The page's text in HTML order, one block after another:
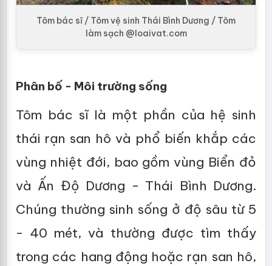
Tôm bác sĩ / Tôm vệ sinh Thái Bình Dương / Tôm
làm sạch @loaivat.com
Phân bố - Môi trường sống
Tôm bác sĩ là một phần của hệ sinh
thái rạn san hô và phổ biến khắp các
vùng nhiệt đới, bao gồm vùng Biển đỏ
và Ấn Độ Dương - Thái Bình Dương.
Chúng thường sinh sống ở độ sâu từ 5
- 40 mét, và thường được tìm thấy
trong các hang động hoặc rạn san hô,